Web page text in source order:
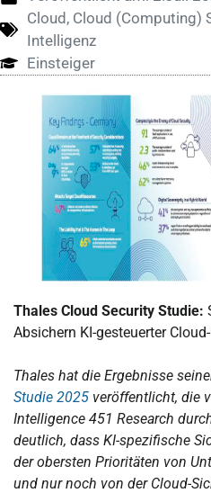
Cloud, Cloud (Computing)
Intelligenz
Einsteiger
Thales Cloud Security Studie:
Absichern KI-gesteuerter
Thales hat die Ergebnisse
Studie 2025 veröffentlicht, die
Intelligence 451 Research
deutlich, dass KI-spezifische
der obersten Prioritäten von
und nur noch von der Cloud-